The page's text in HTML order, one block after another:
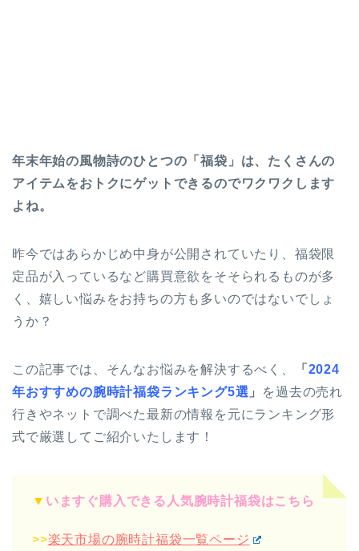
年末年始の風物詩のひとつの「福袋」は、たくさんの
アイテムをおトクにゲットできるのでワクワクします
よね。
昨今ではあらかじめ中身が公開されていたり、福袋限
定品が入っているなど購買意欲をそそられるものが多
く、嬉しい悩みをお持ちの方も多いのではないでしょ
うか？
この記事では、そんなお悩みを解決するべく、 「 2024
年おすすめの腕時計福袋ランキング5選 」
を過去の売れ
行きやネットで調べた最新の情報を元にランキング形
式で厳選してご紹介いたします！
▼ いますぐ購入できる人気腕時計福袋はこちら
>>楽天市場の腕時計福袋一覧ページ